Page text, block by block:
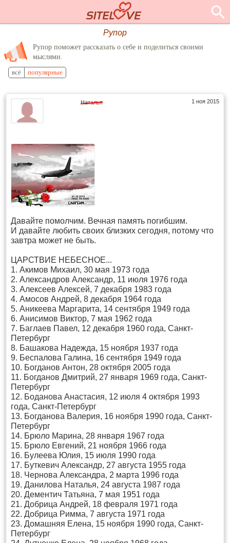
Рупор
Рупор поможет рассказать о себе и поделиться своими
мыслями.
всё популярные
1 ноя 2015
Наталья
Давайте помолчим. Вечная память погибшим.
И давайте любить своих близких сегодня, потому что
завтра может не быть.
ЦАРСТВИЕ НЕБЕСНОЕ...
1. Акимов Михаил, 30 мая 1973 года
2. Александров Александр, 11 июля 1976 года
3. Алексеев Алексей, 7 декабря 1983 года
4. Амосов Андрей, 8 декабря 1964 года
5. Аникеева Маргарита, 14 сентября 1949 года
6. Анисимов Виктор, 7 мая 1962 года
7. Баглаев Павел, 12 декабря 1960 года, Санкт-
Петербург
8. Башакова Надежда, 15 ноября 1937 года
9. Беспалова Галина, 16 сентября 1949 года
10. Богданов Антон, 28 октября 2005 года
11. Богданов Дмитрий, 27 января 1969 года, Санкт-
Петербург
12. Боданова Анастасия, 12 июля 4 октября 1993
года, Санкт-Петербург
13. Богданова Валерия, 16 ноября 1990 года, Санкт-
Петербург
14. Брюло Марина, 28 января 1967 года
15. Брюло Евгений, 21 ноября 1966 года
16. Булеева Юлия, 15 июля 1990 года
17. Буткевич Александр, 27 августа 1955 года
18. Чернова Александра, 2 марта 1996 года
19. Данилова Наталья, 24 августа 1987 года
20. Дементич Татьяна, 7 мая 1951 года
21. Добрица Андрей, 18 февраля 1971 года
22. Добрица Римма, 7 августа 1971 года
23. Домашняя Елена, 15 ноября 1990 года, Санкт-
Петербург